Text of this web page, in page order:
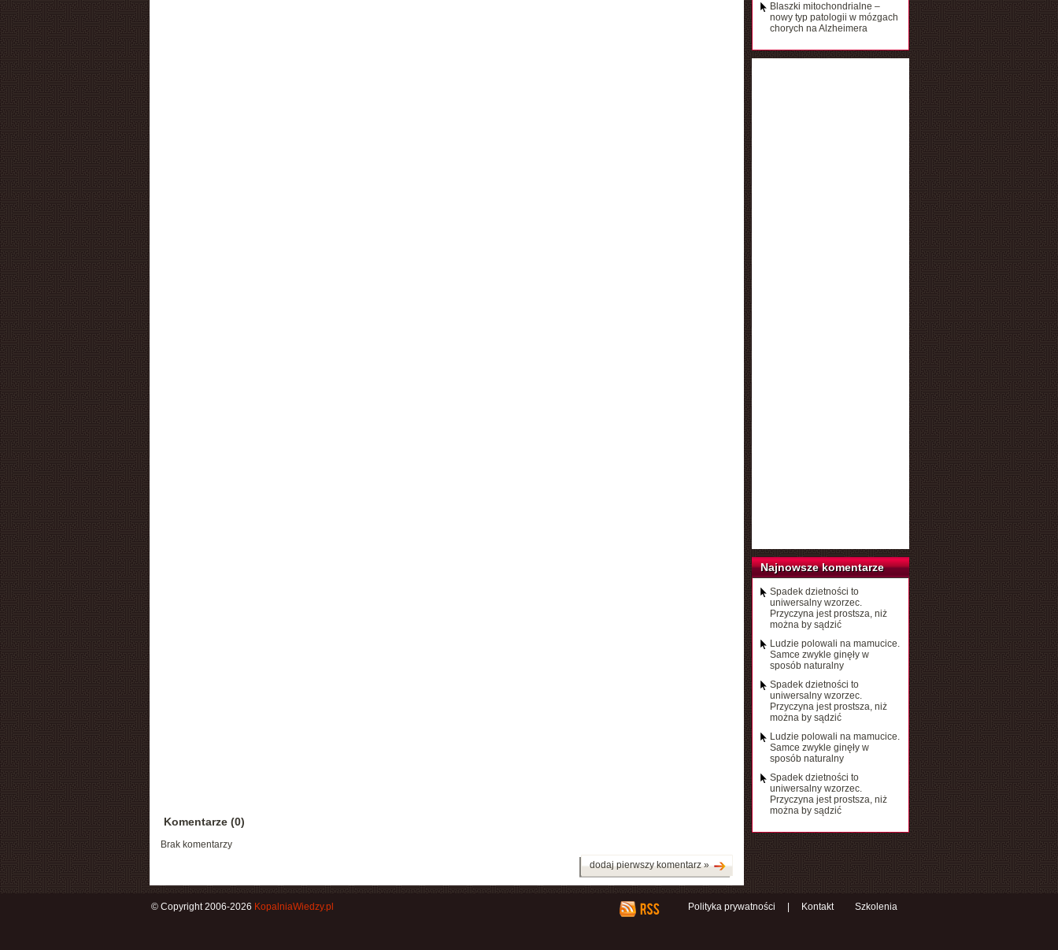
Komentarze (0)
Brak komentarzy
dodaj pierwszy komentarz »
Blaszki mitochondrialne –
nowy typ patologii w mózgach
chorych na Alzheimera
Najnowsze komentarze
Spadek dzietności to
uniwersalny wzorzec.
Przyczyna jest prostsza, niż
można by sądzić
Ludzie polowali na mamucice.
Samce zwykle ginęły w
sposób naturalny
Spadek dzietności to
uniwersalny wzorzec.
Przyczyna jest prostsza, niż
można by sądzić
Ludzie polowali na mamucice.
Samce zwykle ginęły w
sposób naturalny
Spadek dzietności to
uniwersalny wzorzec.
Przyczyna jest prostsza, niż
można by sądzić
Polityka prywatności Kontakt Szkolenia
© Copyright 2006-2026 KopalniaWiedzy.pl